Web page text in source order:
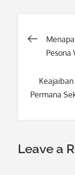
Post
Pesona
Permana
Leave a